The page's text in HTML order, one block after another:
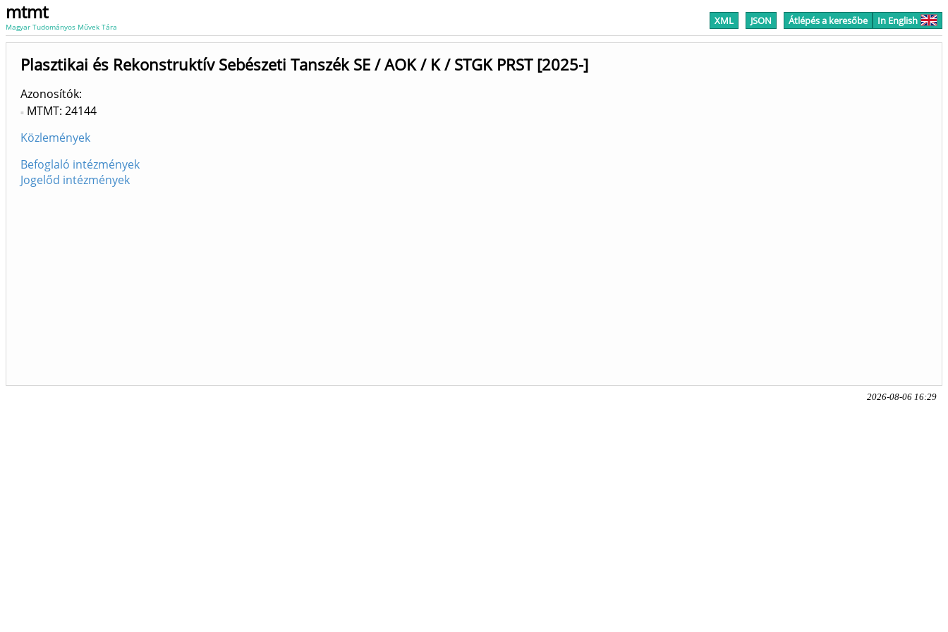
mtmt
Magyar Tudományos Művek Tára XML JSON Átlépés a keresőbe In English
Plasztikai és Rekonstruktív Sebészeti Tanszék SE / AOK / K / STGK PRST [2025-]
Azonosítók
MTMT: 24144
Közlemények
Befoglaló intézmények
Jogelőd intézmények
2026-08-06 16:29